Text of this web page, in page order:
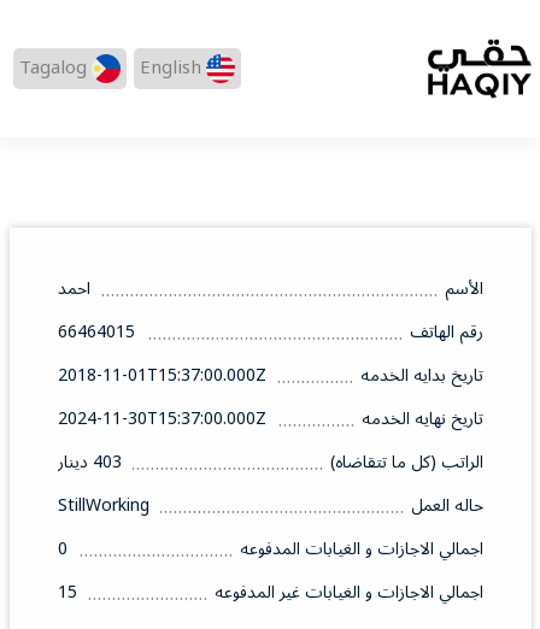
English
Tagalog
الأسم
احمد
رقم الهاتف
66464015
تاريخ بدايه الخدمه
2018-11-01T15:37:00.000Z
تاريخ نهايه الخدمه
2024-11-30T15:37:00.000Z
الراتب (كل ما تتقاضاه)
403 دينار
حاله العمل
StillWorking
اجمالي الاجازات و الغيابات المدفوعه
0
اجمالي الاجازات و الغيابات غير المدفوعه
15